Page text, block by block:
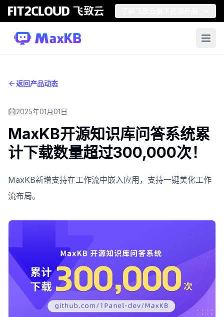
返回产品动态
2025年01月01日
MaxKB开源知识库问答系统累
计下载数量超过300,000次！
MaxKB新增支持在工作流中嵌入应用，支持一键美化工作
流布局。